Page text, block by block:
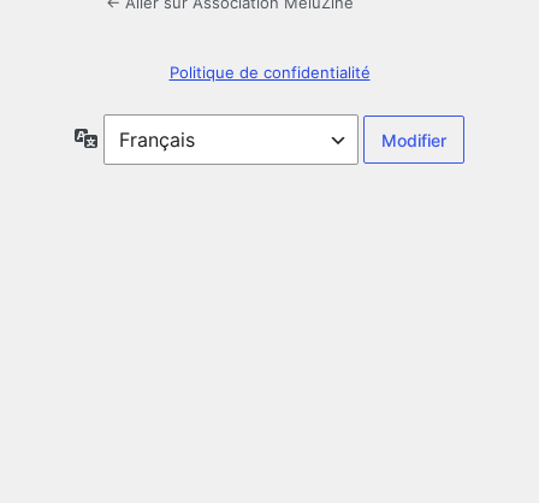
Politique de confidentialité
Langue